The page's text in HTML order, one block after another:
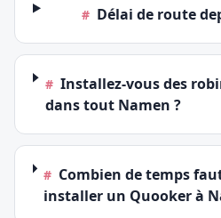
# Délai de route
# Installez-vous des
dans tout Namen ?
# Combien de temps
installer un Quooker à